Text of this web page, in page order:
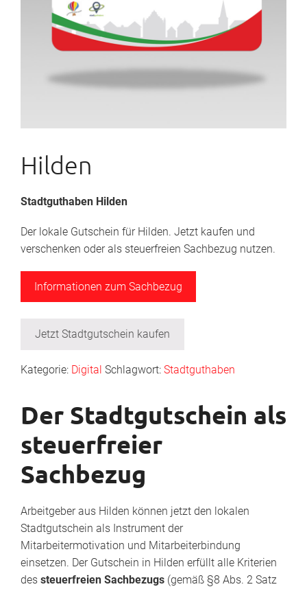
Hilden
Stadtguthaben Hilden
Der lokale Gutschein für Hilden. Jetzt kaufen und
verschenken oder als steuerfreien Sachbezug nutzen.
Informationen zum Sachbezug
Jetzt Stadtgutschein kaufen
Kategorie: Digital Schlagwort: Stadtguthaben
Der Stadtgutschein als
steuerfreier
Sachbezug
Arbeitgeber aus Hilden können jetzt den lokalen
Stadtgutschein als Instrument der
Mitarbeitermotivation und Mitarbeiterbindung
einsetzen. Der Gutschein in Hilden erfüllt alle Kriterien
des steuerfreien Sachbezugs (gemäß §8 Abs. 2 Satz